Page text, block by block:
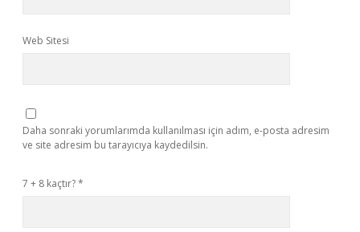
Web Sitesi
Daha sonraki yorumlarımda kullanılması için adım, e-posta adresim
ve site adresim bu tarayıcıya kaydedilsin.
7 + 8 kaçtır?*